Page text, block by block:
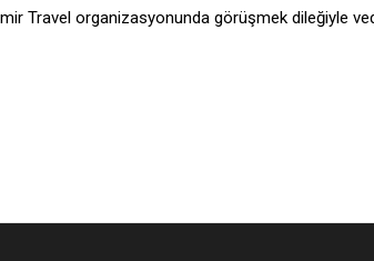
Travel organizasyonunda görüşmek dileğiyle